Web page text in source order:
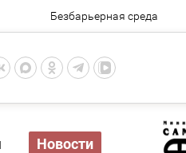
Безбарьерная среда
Новости